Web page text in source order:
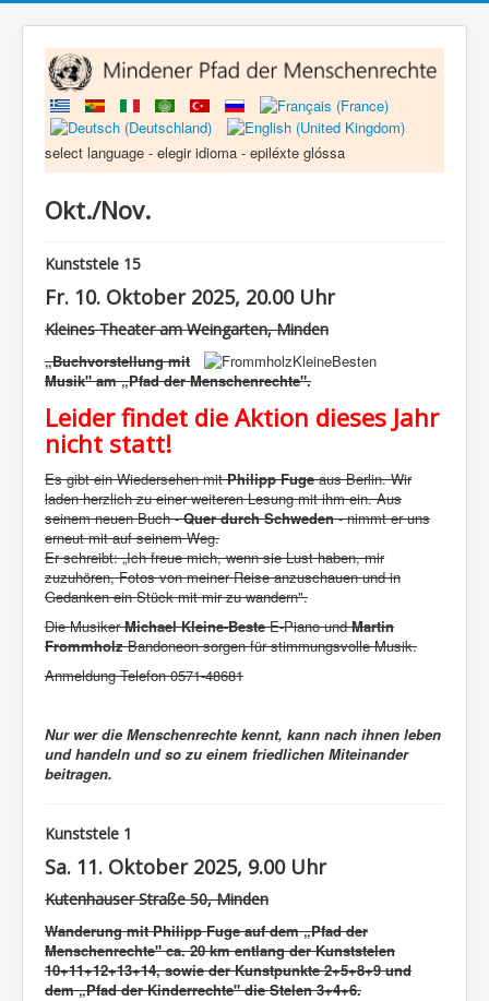
select language - elegir idioma - epiléxte glóssa
Okt./Nov.
Kunststele 15
Fr. 10. Oktober 2025, 20.00 Uhr
Kleines Theater am Weingarten, Minden
„Buchvorstellung mit
Musik" am „Pfad der Menschenrechte".
Leider findet die Aktion dieses Jahr
nicht statt!
Es gibt ein Wiedersehen mitPhilipp Fugeaus Berlin. Wir
laden herzlich zu einer weiteren Lesung mit ihm ein. Aus
seinem neuen Buch -Quer durch Schweden- nimmt er uns
erneut mit auf seinem Weg.
Er schreibt: „Ich freue mich, wenn sie Lust haben, mir
zuzuhören, Fotos von meiner Reise anzuschauen und in
Gedanken ein Stück mit mir zu wandern".
Die MusikerMichael Kleine-BesteE-Piano undMartin
FrommholzBandoneon sorgen für stimmungsvolle Musik.
Anmeldung Telefon 0571-48681
Nur wer die Menschenrechte kennt, kann nach ihnen leben
und handeln und so zu einem friedlichen Miteinander
beitragen.
Kunststele 1
Sa. 11. Oktober 2025, 9.00 Uhr
Kutenhauser Straße 50, Minden
Wanderung mit Philipp Fuge auf dem „Pfad der
Menschenrechte" ca. 20 km entlang der Kunststelen
10+11+12+13+14, sowie der Kunstpunkte 2+5+8+9 und
dem „Pfad der Kinderrechte" die Stelen 3+4+6.